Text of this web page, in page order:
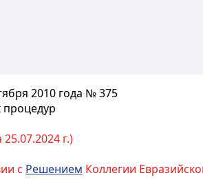
2010 года № 375
г.)
с Решением Коллегии